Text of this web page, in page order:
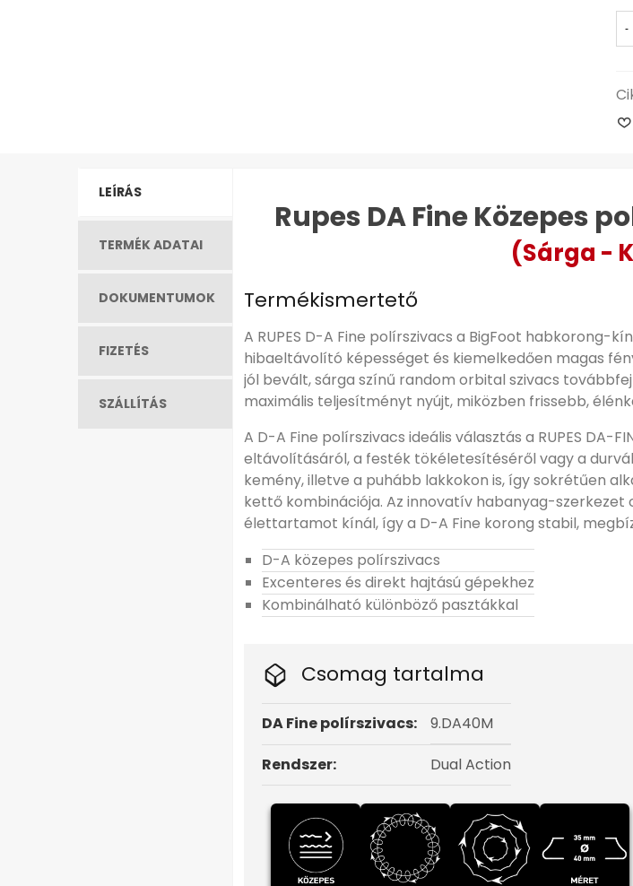
-
LEÍRÁS
TERMÉK ADATAI
DOKUMENTUMOK
FIZETÉS
SZÁLLÍTÁS
Rupes DA Fine Közepes
(Sárga -
Termékismertető
A RUPES D-A Fine polírszivacs a BigFoot
hibaeltávolító képességet és kiemelkedően magas
jól bevált, sárga színű random orbital szivacs
maximális teljesítményt nyújt, miközben frissebb,
A D-A Fine polírszivacs ideális választás a RUPES
eltávolításáról, a festék tökéletesítéséről vagy a
kemény, illetve a puhább lakkokon is, így sokrétűen
kettő kombinációja. Az innovatív habanyag-
élettartamot kínál, így a D-A Fine korong stabil,
D-A közepes polírszivacs
Excenteres és direkt hajtású gépekhez
Kombinálható különböző pasztákkal
Csomag tartalma
DAFine polírszivacs:
9.DA40M
Rendszer:
Dual Action